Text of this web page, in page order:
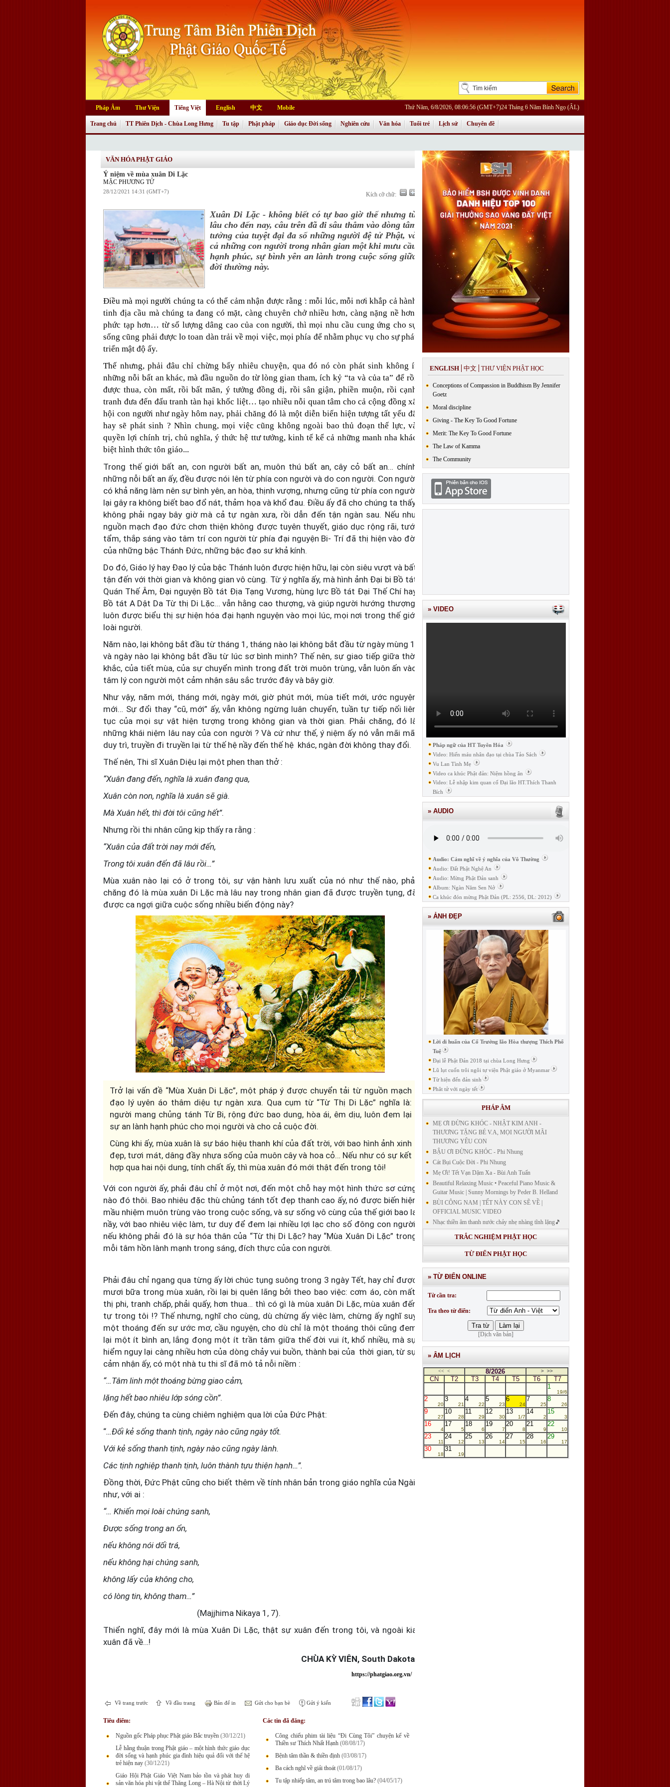
Pháp Âm Thư Viện Tiếng Việt English 中文 Mobile Thứ Năm, 6/8/2026, 08:06:56 (GMT+7)24 Tháng 6 Năm Bính Ngọ (ÂL)
Trang chủ TT Phiên Dịch - Chùa Long Hưng Tu tập Phật pháp Giáo dục Đời sống Nghiên cứu Văn hóa Tuổi trẻ Lịch sử Chuyên đề
VĂN HÓA PHẬT GIÁO
Ý niệm về mùa xuân Di Lặc
MẶC PHƯƠNG TỬ
28/12/2021 14:31 (GMT+7) Kích cỡ chữ:
Xuân Di Lặc - không biết có tự bao giờ thế nhưng từ
lâu cho đến nay, câu trên đã đi sâu thẳm vào dòng tâm
tưởng của tuyệt đại đa số những người đệ tử Phật, và
cả những con người trong nhân gian một khi mưu cầu
hạnh phúc, sự bình yên an lành trong cuộc sống giữa
đời thường này.
Điều mà mọi người chúng ta có thể cảm nhận được rằng : mỗi lúc, mỗi nơi khắp cả hành
tinh địa cầu mà chúng ta đang có mặt, càng chuyên chở nhiều hơn, càng nặng nề hơn,
phức tạp hơn… từ số lượng dâng cao của con người, thì mọi nhu cầu cung ứng cho sự
sống cũng phải được lo toan dàn trải về mọi việc, mọi phía để nhằm phục vụ cho sự phát
triển mật độ ấy.
Thế nhưng, phải đâu chỉ chừng bấy nhiêu chuyện, qua đó nó còn phát sinh không ít
những nỗi bất an khác, mà đầu nguồn do từ lòng gian tham, ích kỷ “ta và của ta” để rồi
được thua, còn mất, rồi bất mãn, ý tưởng đồng dị, rồi sân giận, phiền muộn, rồi cạnh
tranh đưa đến đấu tranh tàn hại khốc liệt… tạo nhiều nỗi quan tâm cho cả cộng đồng xã
hội con người như ngày hôm nay, phải chăng đó là một diễn biến hiện tượng tất yếu đã
hay sẽ phát sinh ? Nhìn chung, mọi việc cũng không ngoài bao thủ đoạn thế lực, và
quyền lợi chính trị, chủ nghĩa, ý thức hệ ttư tưởng, kinh tế kể cả những manh nha khác
biệt hình thức tôn giáo...
Trong thế giới bất an, con người bất an, muôn thú bất an, cây cỏ bất an… chính
những nỗi bất an ấy, đều được nói lên từ phía con người và do con người. Con người
có khả năng làm nên sự bình yên, an hòa, thịnh vượng, nhưng cũng từ phía con người
lại gây ra không biết bao đổ nát, thảm họa và khổ đau. Điều ấy đã cho chúng ta thấy,
không phải ngay bây giờ mà cả tự ngàn xưa, rồi dẫn đến tận ngàn sau. Nếu như
nguồn mạch đạo đức chơn thiện không được tuyên thuyết, giáo dục rộng rãi, tưới
tẩm, thắp sáng vào tâm trí con người từ phía đại nguyện Bi- Trí đã thị hiện vào đời
của những bậc Thánh Đức, những bậc đạo sư khả kính.
Do đó, Giáo lý hay Đạo lý của bậc Thánh luôn được hiện hữu, lại còn siêu vượt và bất
tận đến với thời gian và không gian vô cùng. Từ ý nghĩa ấy, mà hình ảnh Đại bi Bồ tát
Quán Thế Âm, Đại nguyện Bồ tát Địa Tạng Vương, hùng lực Bồ tát Đại Thế Chí hay
Bồ tát A Dật Da Từ thị Di Lặc... vẫn hằng cao thượng, và giúp người hướng thượng,
luôn được biểu thị sự hiện hóa đại hạnh nguyện vào mọi lúc, mọi nơi trong thế giới
loài người.
Năm nào, lại không bắt đầu từ tháng 1, tháng nào lại không bắt đầu từ ngày mùng 1,
và ngày nào lại không bắt đầu từ lúc sơ bình minh? Thế nên, sự giao tiếp giữa thời
khắc, của tiết mùa, của sự chuyển mình trong đất trời muôn trùng, vẫn luôn ấn vào
tâm lý con người một cảm nhận sâu sắc trước đây và bây giờ.
Như vậy, năm mới, tháng mới, ngày mới, giờ phút mới, mùa tiết mới, ước nguyện
mới… Sự đổi thay “cũ, mới” ấy, vẫn không ngừng luân chuyển, tuần tự tiếp nối liên
tục của mọi sự vật hiện tượng trong không gian và thời gian. Phải chăng, đó là
những khái niệm lâu nay của con người ? Và cứ như thế, ý niệm ấy nó vẫn mãi mãi
duy trì, truyền đi truyền lại từ thế hệ nầy đến thế hệ khác, ngàn đời không thay đổi.
Thế nên, Thi sĩ Xuân Diệu lại một phen than thở :
“Xuân đang đến, nghĩa là xuân đang qua,
Xuân còn non, nghĩa là xuân sẽ già.
Mà Xuân hết, thì đời tôi cũng hết”.
Nhưng rồi thi nhân cũng kịp thấy ra rằng :
“Xuân của đất trời nay mới đến,
Trong tôi xuân đến đã lâu rồi…”
Mùa xuân nào lại có ở trong tôi, sự vận hành lưu xuất của nó như thế nào, phải
chăng đó là mùa xuân Di Lặc mà lâu nay trong nhân gian đã được truyền tụng, đã
được ca ngợi giữa cuộc sống nhiều biến động này?
Trở lại vấn đề “Mùa Xuân Di Lặc”, một pháp ý được chuyển tải từ nguồn mạch
đạo lý uyên áo thâm diệu tự ngàn xưa. Qua cụm từ “Từ Thị Di Lặc” nghĩa là:
người mang chủng tánh Từ Bi, rộng đức bao dung, hòa ái, êm dịu, luôn đem lại
sự an lành hạnh phúc cho mọi người và cho cả cuộc đời.
Cùng khi ấy, mùa xuân là sự báo hiệu thanh khí của đất trời, với bao hình ảnh xinh
đẹp, tươi mát, dâng đầy nhựa sống của muôn cây và hoa cỏ… Nếu như có sự kết
hợp qua hai nội dung, tính chất ấy, thì mùa xuân đó mới thật đến trong tôi!
Với con người ấy, phải đâu chỉ ở một nơi, đến một chỗ hay một hình thức sơ cứng
nào đó thôi. Bao nhiêu đặc thù chủng tánh tốt đẹp thanh cao ấy, nó được biến hiện
mầu nhiệm muôn trùng vào trong cuộc sống, và sự sống vô cùng của thế giới bao la
nầy, với bao nhiêu việc làm, tư duy để đem lại nhiều lợi lạc cho số đông con người,
nếu không phải đó là sự hóa thân của “Từ thị Di Lặc? hay “Mùa Xuân Di Lặc” trong
mỗi tâm hồn lành mạnh trong sáng, đích thực của con người.
Phải đâu chỉ ngang qua từng ấy lời chúc tụng suông trong 3 ngày Tết, hay chỉ được
mươi bữa trong mùa xuân, rồi lại bị quên lãng bởi theo bao việc: cơm áo, còn mất,
thị phi, tranh chấp, phải quấy, hơn thua… thì có gì là mùa xuân Di Lặc, mùa xuân đến
tự trong tôi !? Thế nhưng, nghĩ cho cùng, dù chừng ấy việc làm, chừng ấy nghĩ suy
một thoáng đến sự ước mơ, cầu nguyện, cho dù chỉ là một thoáng thôi cũng đem
lại một ít bình an, lắng đọng một ít trần tâm giữa thế đời vui ít, khổ nhiều, mà sự
hiểm nguy lại càng nhiều hơn của dòng chảy vui buồn, thành bại của thời gian, từ sự
cảm nhận ấy, có một nhà tu thi sĩ đã mô tả nỗi niềm :
“…Tâm linh một thoáng bừng giao cảm,
lặng hết bao nhiêu lớp sóng cồn”.
Đến đây, chúng ta cùng chiêm nghiệm qua lời của Đức Phật:
“…Đối kẻ sống thanh tịnh, ngày nào cũng ngày tốt.
Với kẻ sống thanh tịnh, ngày nào cũng ngày lành.
Các tịnh nghiệp thanh tịnh, luôn thành tựu thiện hạnh…”.
Đồng thời, Đức Phật cũng cho biết thêm về tính nhân bản trong giáo nghĩa của Ngài,
như, với ai :
“… Khiến mọi loài chúng sanh,
Được sống trong an ổn,
nếu không nói dối trá,
nếu không hại chúng sanh,
không lấy của không cho,
có lòng tin, không tham…”
(Majjhima Nikaya 1, 7).
Thiển nghĩ, đây mới là mùa Xuân Di Lặc, thật sự xuân đến trong tôi, và ngoài kia
xuân đã về…!
CHÙA KỲ VIÊN, South Dakota
https://phatgiao.org.vn/
Về trang trước Về đầu trang Bản để in Gửi cho bạn bè Gửi ý kiến
Tiêu điểm:
Nguồn gốc Pháp phục Phật giáo Bắc truyền (30/12/21)
Lễ hằng thuận trong Phật giáo – một hình thức giáo dục
đời sống và hạnh phúc gia đình hiệu quả đối với thế hệ
trẻ hiện nay (30/12/21)
Giáo Hội Phật Giáo Việt Nam bảo tồn và phát huy di
sản văn hóa phi vật thể Thăng Long – Hà Nội từ thời Lý
Các tin đã đăng:
Công chiếu phim tài liệu “Đi Cùng Tôi” chuyện kể về
Thiền sư Thích Nhất Hạnh (08/08/17)
Bệnh tâm thần & thiền định (03/08/17)
Ba cách nghĩ về giải thoát (01/08/17)
Tu tập nhiếp tâm, an trú tâm trong bao lâu? (04/05/17)
ENGLISH 中文 THƯ VIỆN PHẬT HỌC
Conceptions of Compassion in Buddhism By Jennifer
Goetz
Moral discipline
Giving - The Key To Good Fortune
Merit: The Key To Good Fortune
The Law of Kamma
The Community
» VIDEO
Pháp ngữ của HT Tuyên Hóa
Video: Hiến máu nhân đạo tại chùa Tảo Sách
Vu Lan Tình Mẹ
Video ca khúc Phật đản: Niệm hồng ân
Video: Lễ nhập kim quan cố Đại lão HT.Thích Thanh
Bích
» AUDIO
Audio: Cảm nghĩ về ý nghĩa của Vô Thường
Audio: Đất Phật Nghệ An
Audio: Mừng Phật Đản sanh
Album: Ngàn Năm Sen Nở
Ca khúc đón mừng Phật Đản (PL: 2556, DL: 2012)
» ẢNH ĐẸP
Lời di huấn của Cố Trưởng lão Hòa thượng Thích Phổ
Tuệ
Đại lễ Phật Đản 2018 tại chùa Long Hưng
Lũ lụt cuốn trôi ngôi tự viện Phật giáo ở Myanmar
Từ hiện đến đản sinh
Phât tử với ngày tết
PHÁP ÂM
MẸ ƠI ĐỪNG KHÓC - NHẬT KIM ANH -
THƯƠNG TẶNG BÉ V.A, MỌI NGƯỜI MÃI
THƯƠNG YÊU CON
BẬU ƠI ĐỪNG KHÓC - Phi Nhung
Cát Bụi Cuộc Đời - Phi Nhung
Mẹ Ơi! Tết Vạn Dặm Xa - Bùi Anh Tuấn
Beautiful Relaxing Music • Peaceful Piano Music &
Guitar Music | Sunny Mornings by Peder B. Helland
BÙI CÔNG NAM | TẾT NÀY CON SẼ VỀ |
OFFICIAL MUSIC VIDEO
Nhạc thiền âm thanh nước chảy nhẹ nhàng tĩnh lặng🎵
Nhạc thiền lặng tâm
KINH BẢN NGUYỆN CÔNG ĐỨC DƯỢC SƯ
LƯU LY QUANG NHƯ LAI"
GIẢNG GIẢI KINH DƯỢC SƯ - BÀI 14/ GIẢNG
GIẢI KINH BẢN NGUYỆN CÔNG ĐỨC DƯỢC
SƯ LƯU LY QUANG NHƯ LAI
GIẢNG GIẢI KINH DƯỢC SƯ
TRẮC NGHIỆM PHẬT HỌC
TỪ ĐIỂN PHẬT HỌC
» TỪ ĐIỂN ONLINE
Từ cần tra:
Tra theo từ điển:
[Dịch văn bản]
» ÂM LỊCH
<< < 8/2026 > >>
CN T2 T3 T4 T5 T6
T7
1
19/6
2
20
3
21
4
22
5
23
6
24
7
25
8
26
9
27
10
28
11
29
12
30
13
1/7
14
2
15
3
16
4
17
5
18
6
19
7
20
8
21
9
22
10
23
11
24
12
25
13
26
14
27
15
28
16
29
17
30
18
31
19